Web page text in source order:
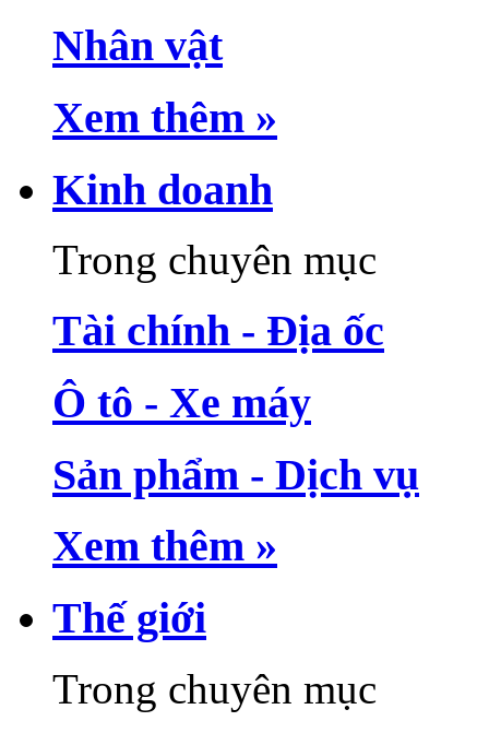
Nhân vật
Xem thêm »
Kinh doanh
Trong chuyên mục
Tài chính - Địa ốc
Ô tô - Xe máy
Sản phẩm - Dịch vụ
Xem thêm »
Thế giới
Trong chuyên mục